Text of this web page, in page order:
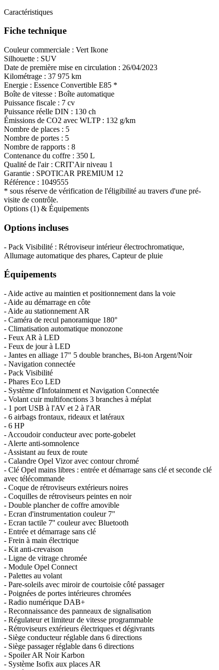
Caractéristiques
Fiche technique
Couleur commerciale : Vert Ikone
Silhouette : SUV
Date de première mise en circulation : 26/04/2023
Kilométrage : 37 975 km
Energie : Essence Convertible E85 *
Boîte de vitesse : Boîte automatique
Puissance fiscale : 7 cv
Puissance réelle DIN : 130 ch
Émissions de CO2 avec WLTP : 132 g/km
Nombre de places : 5
Nombre de portes : 5
Nombre de rapports : 8
Contenance du coffre : 350 L
Qualité de l'air : CRIT'Air niveau 1
Garantie : SPOTICAR PREMIUM 12
Référence : 1049555
* sous réserve de vérification de l'éligibilité au travers d'une pré-
visite de contrôle.
Options (1) & Équipements
Options incluses
- Pack Visibilité : Rétroviseur intérieur électrochromatique,
Allumage automatique des phares, Capteur de pluie
Équipements
- Aide active au maintien et positionnement dans la voie
- Aide au démarrage en côte
- Aide au stationnement AR
- Caméra de recul panoramique 180°
- Climatisation automatique monozone
- Feux AR à LED
- Feux de jour à LED
- Jantes en alliage 17" 5 double branches, Bi-ton Argent/Noir
- Navigation connectée
- Pack Visibilité
- Phares Eco LED
- Système d'Infotainment et Navigation Connectée
- Volant cuir multifonctions 3 branches à méplat
- 1 port USB à l'AV et 2 à l'AR
- 6 airbags frontaux, rideaux et latéraux
- 6 HP
- Accoudoir conducteur avec porte-gobelet
- Alerte anti-somnolence
- Assistant au feux de route
- Calandre Opel Vizor avec contour chromé
- Clé Opel mains libres : entrée et démarrage sans clé et seconde clé
avec télécommande
- Coque de rétroviseurs extérieurs noires
- Coquilles de rétroviseurs peintes en noir
- Double plancher de coffre amovible
- Ecran d'instrumentation couleur 7"
- Ecran tactile 7'' couleur avec Bluetooth
- Entrée et démarrage sans clé
- Frein à main électrique
- Kit anti-crevaison
- Ligne de vitrage chromée
- Module Opel Connect
- Palettes au volant
- Pare-soleils avec miroir de courtoisie côté passager
- Poignées de portes intérieures chromées
- Radio numérique DAB+
- Reconnaissance des panneaux de signalisation
- Régulateur et limiteur de vitesse programmable
- Rétroviseurs extérieurs électriques et dégivrants
- Siège conducteur réglable dans 6 directions
- Siège passager réglable dans 6 directions
- Spoiler AR Noir Karbon
- Système Isofix aux places AR